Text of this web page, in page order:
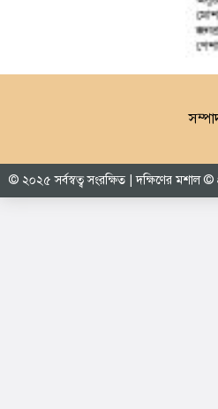
© ২০২৫ সর্বস্বত্ব সংরক্ষিত | দক্ষিণের মশাল